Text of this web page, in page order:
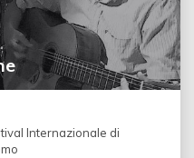
Internazionale di